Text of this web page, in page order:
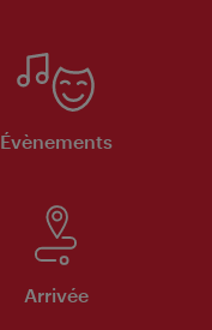
Évènements
Arrivée